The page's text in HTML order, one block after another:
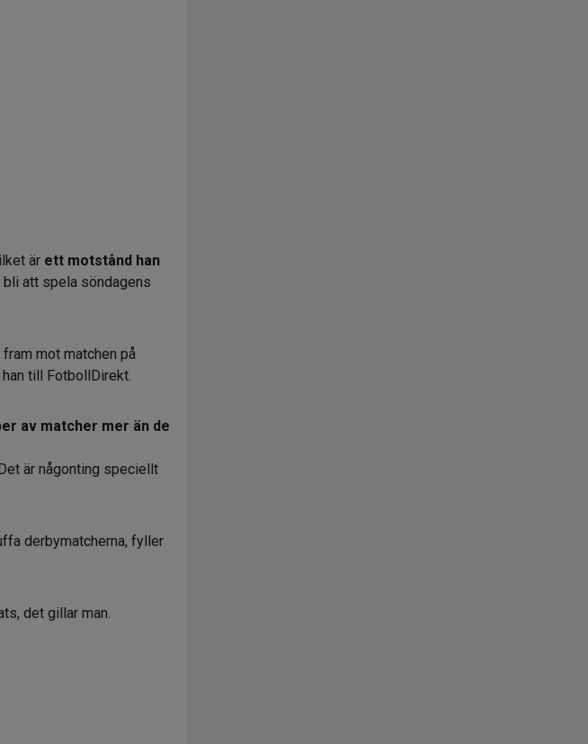
är ett motstånd han
bli att spela söndagens
mot matchen på
till FotbollDirekt.
av matcher mer än de
är någonting speciellt
derbymatcherna, fyller
det gillar man.